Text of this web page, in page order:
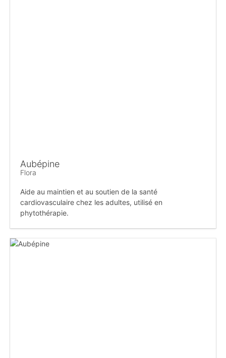
Aubépine
Flora
Aide au maintien et au soutien de la santé
cardiovasculaire chez les adultes, utilisé en
phytothérapie.